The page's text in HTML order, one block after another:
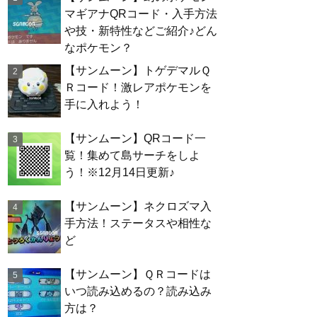
マギアナQRコード・入手方法
や技・新特性などご紹介♪どん
なポケモン？
【サンムーン】トゲデマルＱ
Ｒコード！激レアポケモンを
手に入れよう！
【サンムーン】QRコード一
覧！集めて島サーチをしよ
う！※12月14日更新♪
【サンムーン】ネクロズマ入
手方法！ステータスや相性な
ど
【サンムーン】ＱＲコードは
いつ読み込めるの？読み込み
方は？